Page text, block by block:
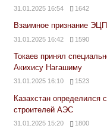
31.01.2025 16:54 1642
Взаимное признание
31.01.2025 16:42 1590
Токаев принял
Акихису Нагашиму
31.01.2025 16:10 1523
Казахстан определился
строителей АЭС
31.01.2025 15:20 1800